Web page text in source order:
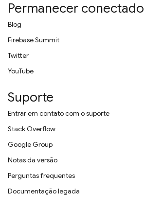
Permanecer conectado
Blog
Firebase Summit
Twitter
YouTube
Suporte
Entrar em contato com o suporte
Stack Overflow
Google Group
Notas da versão
Perguntas frequentes
Documentação legada